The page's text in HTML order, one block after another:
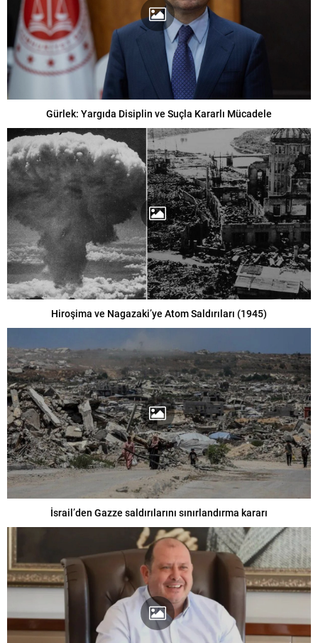
Gürlek: Yargıda Disiplin ve Suçla Kararlı Mücadele
Hiroşima ve Nagazaki’ye Atom Saldırıları (1945)
İsrail’den Gazze saldırılarını sınırlandırma kararı